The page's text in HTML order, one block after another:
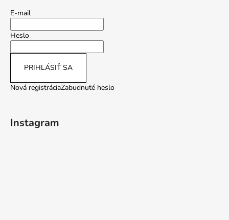
E-mail
Heslo
PRIHLÁSIŤ SA
Nová registráciaZabudnuté heslo
Instagram